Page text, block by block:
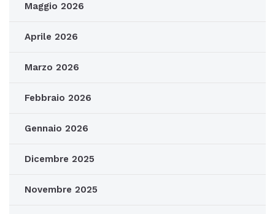
Maggio 2026
Aprile 2026
Marzo 2026
Febbraio 2026
Gennaio 2026
Dicembre 2025
Novembre 2025